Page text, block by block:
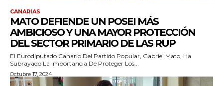
CANARIAS
MATO DEFIENDE UN POSEI MÁS
AMBICIOSO Y UNA MAYOR PROTECCIÓN
DEL SECTOR PRIMARIO DE LAS RUP
El Eurodiputado Canario Del Partido Popular, Gabriel Mato, Ha
Subrayado La Importancia De Proteger Los...
Octubre 17, 2024